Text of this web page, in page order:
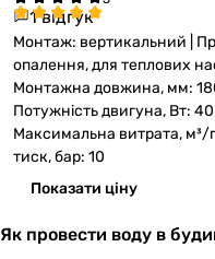
1 відгук
Монтаж: вертикальний |
опалення, для теплових
Монтажна довжина, мм:
Потужність двигуна, Вт: 40
Максимальна витрата,
тиск, бар: 10
Показати ціну
Як провести воду в